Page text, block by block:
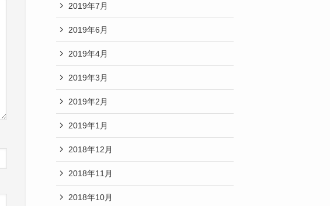
2019年7月
2019年6月
2019年4月
2019年3月
2019年2月
2019年1月
2018年12月
2018年11月
2018年10月